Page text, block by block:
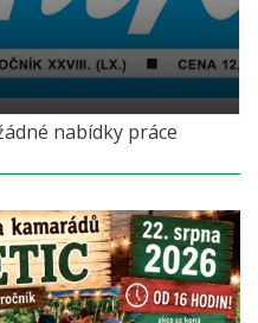
nabídky práce